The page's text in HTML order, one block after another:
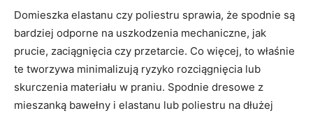
Domieszka elastanu czy poliestru sprawia, że spodnie są
bardziej odporne na uszkodzenia mechaniczne, jak
prucie, zaciągnięcia czy przetarcie. Co więcej, to właśnie
te tworzywa minimalizują ryzyko rozciągnięcia lub
skurczenia materiału w praniu. Spodnie dresowe z
mieszanką bawełny i elastanu lub poliestru na dłużej